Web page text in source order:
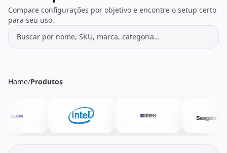
Todos os produtos Seleções
Atendimento
Compare configurações por objetivo e encontre o setup certo
para seu uso.
Home/Produtos